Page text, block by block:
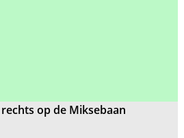
op de Miksebaan